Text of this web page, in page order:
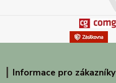
Informace pro zákazníky